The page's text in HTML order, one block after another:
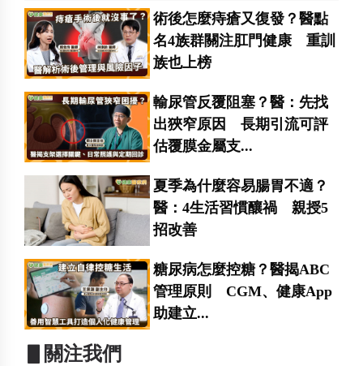
術後怎麼痔瘡又復發？醫點
名4族群關注肛門健康 重訓
族也上榜
輸尿管反覆阻塞？醫：先找
出狹窄原因 長期引流可評
估覆膜金屬支...
夏季為什麼容易腸胃不適？
醫：4生活習慣釀禍 親授5
招改善
糖尿病怎麼控糖？醫揭ABC
管理原則 CGM、健康App
助建立...
▋關注我們